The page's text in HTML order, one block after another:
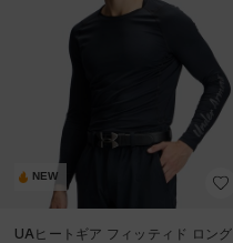
NEW
UAヒートギア フィッティド ロング